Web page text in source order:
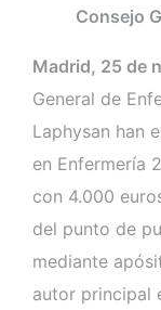
Consejo
Madrid, 25 de
General de
Laphysan han
en Enfermería
con 4.000
del punto de
mediante
autor principal